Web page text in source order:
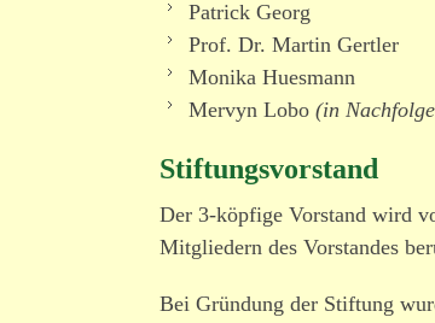
Patrick Georg
Prof. Dr. Martin Gertler
Monika Huesmann
Mervyn Lobo (in
Stiftungsvorstand
Der 3-köpfige Vorstand wird
Mitgliedern des Vorstandes
Bei Gründung der Stiftung